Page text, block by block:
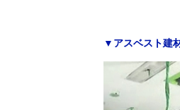
▼アスベスト建